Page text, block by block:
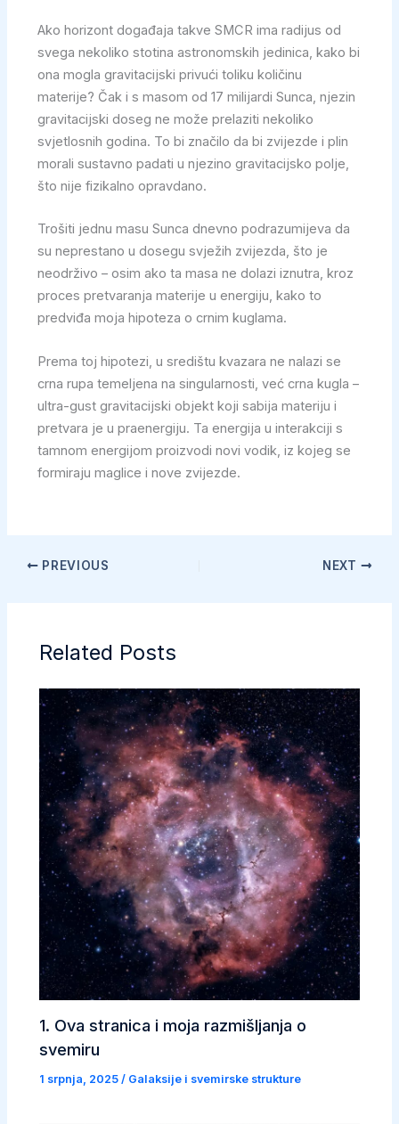
Ako horizont događaja takve SMCR ima radijus od
svega nekoliko stotina astronomskih jedinica, kako bi
ona mogla gravitacijski privući toliku količinu
materije? Čak i s masom od 17 milijardi Sunca, njezin
gravitacijski doseg ne može prelaziti nekoliko
svjetlosnih godina. To bi značilo da bi zvijezde i plin
morali sustavno padati u njezino gravitacijsko polje,
što nije fizikalno opravdano.
Trošiti jednu masu Sunca dnevno podrazumijeva da
su neprestano u dosegu svježih zvijezda, što je
neodrživo – osim ako ta masa ne dolazi iznutra, kroz
proces pretvaranja materije u energiju, kako to
predviđa moja hipoteza o crnim kuglama.
Prema toj hipotezi, u središtu kvazara ne nalazi se
crna rupa temeljena na singularnosti, već crna kugla –
ultra-gust gravitacijski objekt koji sabija materiju i
pretvara je u praenergiju. Ta energija u interakciji s
tamnom energijom proizvodi novi vodik, iz kojeg se
formiraju maglice i nove zvijezde.
PREVIOUS NEXT
Related Posts
1. Ova stranica i moja razmišljanja o
svemiru
1 srpnja, 2025/ Galaksije i svemirske strukture